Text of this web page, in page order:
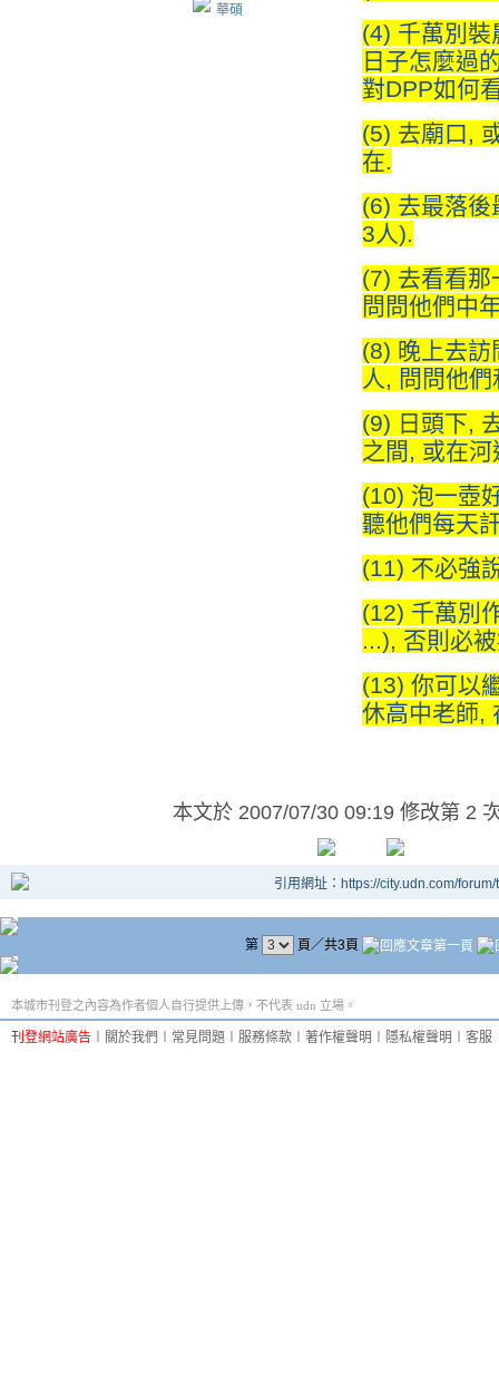
華碩
(4) 千萬別
日子怎麼過
對DPP如何
(5) 去廟口,
在.
(6) 去最落
3人).
(7) 去看看那
問問他們中
(8) 晚上去
人, 問問他
(9) 日頭下,
之間, 或在
(10) 泡一壺
聽他們每天
(11) 不必強
(12) 千萬別
...), 否則必
(13) 你可以
休高中老師,
本文於 2007/07/30 09:19 修改第 2
引用網址：https://city.udn.com/
第 頁／共3頁
本城市刊登之內容為作者個人自行提供上傳，不代表 udn 立場。
刊登網站廣告 關於我們 常見問題 服務條款 著作權聲明 隱私權聲明 客服